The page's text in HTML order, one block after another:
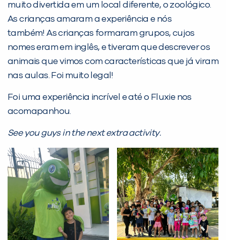
muito divertida em um local diferente, o zoológico.
As crianças amaram a experiência e nós
também! As crianças formaram grupos, cujos
nomes eram em inglês, e tiveram que descrever os
animais que vimos com características que já viram
nas aulas. Foi muito legal!
Foi uma experiência incrível e até o Fluxie nos
acomapanhou.
See you guys in the next extra activity.
PEÇA UMA DEMONSTRAÇÃO DE MÉTODO
Desculpe!
Não encontramos nenhuma unidade
Preencha com seus dados abaixo e